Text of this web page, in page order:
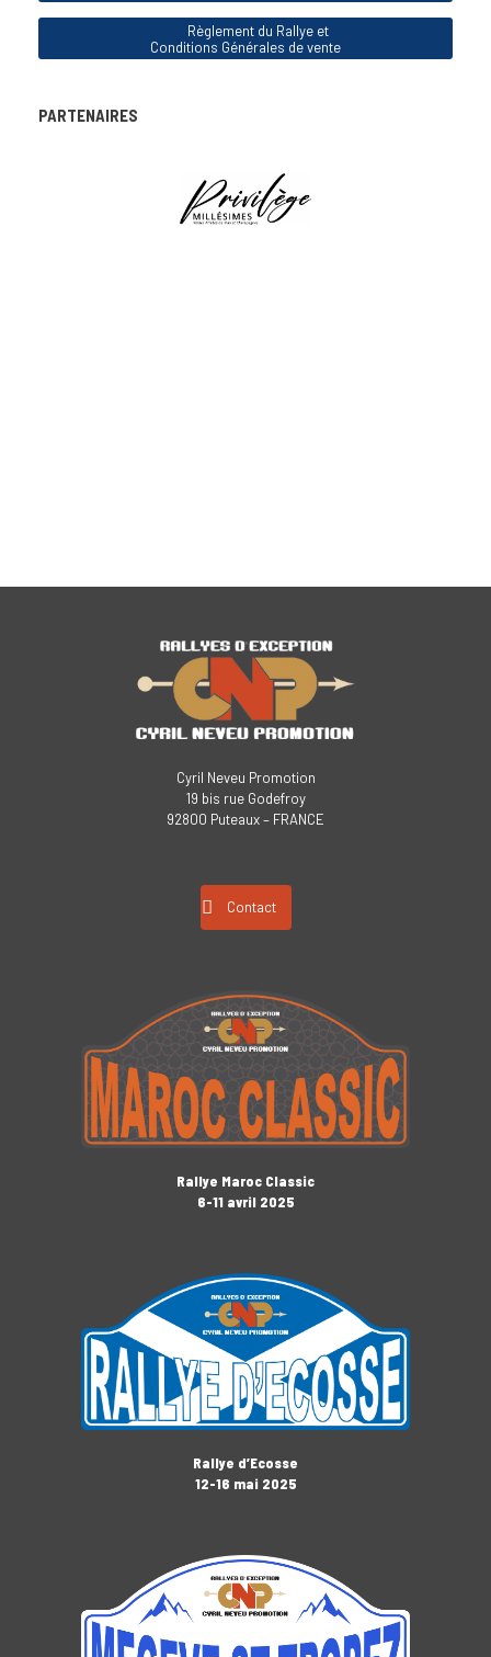
Règlement du Rallye et
Conditions Générales de vente
PARTENAIRES
Cyril Neveu Promotion
19 bis rue Godefroy
92800 Puteaux – FRANCE
Contact
Rallye Maroc Classic
6-11 avril 2025
Rallye d’Ecosse
12-16 mai 2025